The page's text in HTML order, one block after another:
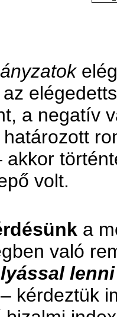
a negatív
akkor
volt.
a
való
– kérdeztük